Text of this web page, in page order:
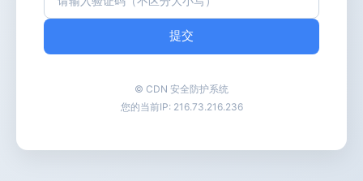
提交
© CDN 安全防护系统
您的当前IP: 216.73.216.236